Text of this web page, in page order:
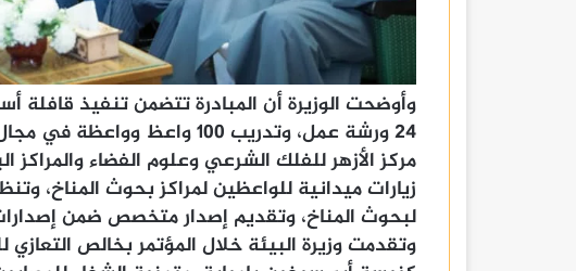
وأوضحت الوزيرة أن المبادرة تتضمن تنفيذ قافلة
٢٤ ورشة عمل، وتدريب ١٠٠ واعظ
مركز الأزهر للفلك الشرعي وعلوم الفضاء والمراكز
زيارات ميدانية للواعظين لمراكز بحوث المناخ،
لبحوث المناخ، وتقديم إصدار متخصص ضمن
وتقدمت وزيرة البيئة خلال المؤتمر بخالص